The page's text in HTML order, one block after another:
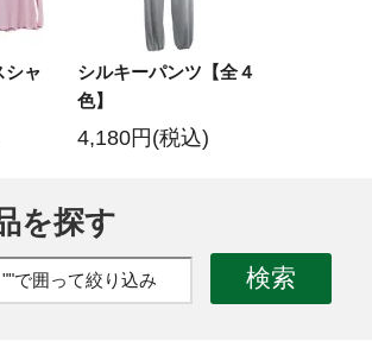
シャ
シルキーパンツ【全４
色】
4,180円(税込)
を探す
検索